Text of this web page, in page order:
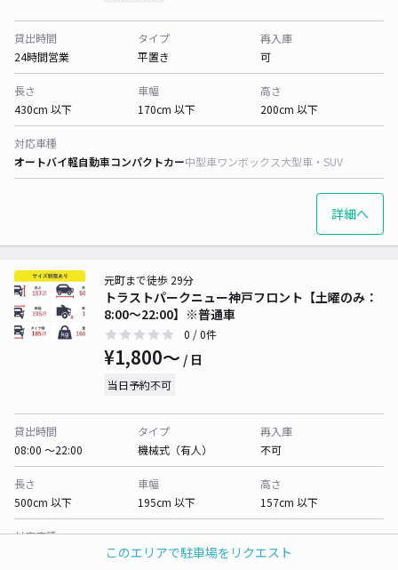
このエリアで駐車場をリクエスト
貸出時間
24時間営業
タイプ
平置き
再入庫
可
長さ
430cm 以下
車幅
170cm 以下
高さ
200cm 以下
対応車種
オートバイ軽自動車コンパクトカー中型車ワンボックス大型車・SUV
詳細へ
トラストパークニュー神戸フロント【土曜のみ：
8:00～22:00】※普通車
元町まで徒歩 29分
0 / 0件
¥1,800〜 / 日
当日予約不可
貸出時間
08:00 〜22:00
タイプ
機械式（有人）
再入庫
不可
長さ
500cm 以下
車幅
195cm 以下
高さ
157cm 以下
対応車種
軽自動車コンパクトカー中型車ワンボックス 大型車・SUV